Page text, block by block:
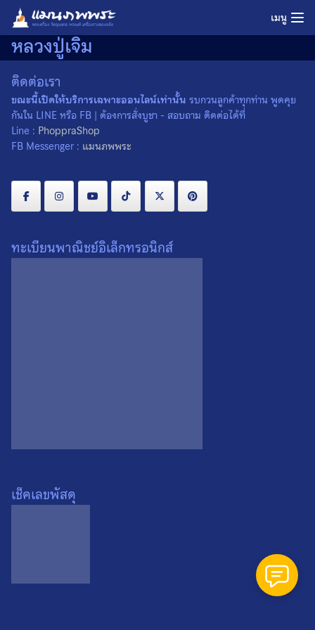
Skip
content
เมนู
หลวงปู่เจิม
พระผงรูปเหมือน หลวงปู่เจิม
วัดหนองน้ำขุ่น จ.ระยอง ปี
ติดต่อเรา
ขณะนี้เปิดให้บริการเฉพาะออนไลน์เท่านั้น รบกวนลูกค้าทุกท่าน พูดคุย
กันใน LINE หรือ FB | ต้องการสั่งบูชา - สอบถาม ติดต่อได้ที่
Line : PhoppraShop
FB Messenger : แมนภพพระ
ทะเบียนพาณิชย์อิเล็กทรอนิกส์
เช็คเลขพัสดุ